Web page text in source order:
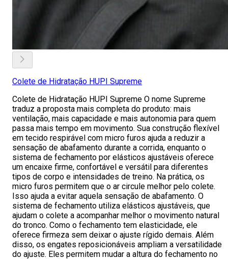
Colete de Hidratação HUPI Supreme
Colete de Hidratação HUPI Supreme O nome Supreme
traduz a proposta mais completa do produto: mais
ventilação, mais capacidade e mais autonomia para quem
passa mais tempo em movimento. Sua construção flexível
em tecido respirável com micro furos ajuda a reduzir a
sensação de abafamento durante a corrida, enquanto o
sistema de fechamento por elásticos ajustáveis oferece
um encaixe firme, confortável e versátil para diferentes
tipos de corpo e intensidades de treino. Na prática, os
micro furos permitem que o ar circule melhor pelo colete.
Isso ajuda a evitar aquela sensação de abafamento. O
sistema de fechamento utiliza elásticos ajustáveis, que
ajudam o colete a acompanhar melhor o movimento natural
do tronco. Como o fechamento tem elasticidade, ele
oferece firmeza sem deixar o ajuste rígido demais. Além
disso, os engates reposicionáveis ampliam a versatilidade
do ajuste. Eles permitem mudar a altura do fechamento no